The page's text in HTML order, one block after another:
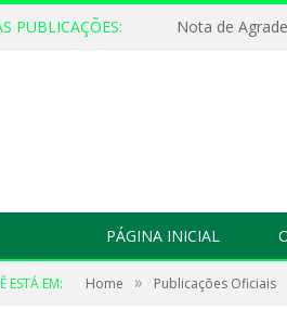
PUBLICAÇÕES: Nota de
PÁGINA INICIAL
ESTÁ EM: Home » Publicações Oficiais